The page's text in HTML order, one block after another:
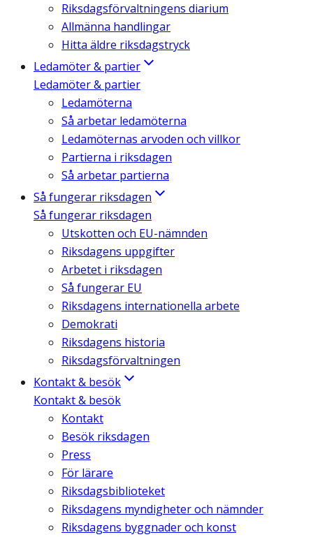
Riksdagsförvaltningens diarium
Allmänna handlingar
Hitta äldre riksdagstryck
Ledamöter & partier
Ledamöter & partier
Ledamöterna
Så arbetar ledamöterna
Ledamöternas arvoden och villkor
Partierna i riksdagen
Så arbetar partierna
Så fungerar riksdagen
Så fungerar riksdagen
Utskotten och EU-nämnden
Riksdagens uppgifter
Arbetet i riksdagen
Så fungerar EU
Riksdagens internationella arbete
Demokrati
Riksdagens historia
Riksdagsförvaltningen
Kontakt & besök
Kontakt & besök
Kontakt
Besök riksdagen
Press
För lärare
Riksdagsbiblioteket
Riksdagens myndigheter och nämnder
Riksdagens byggnader och konst